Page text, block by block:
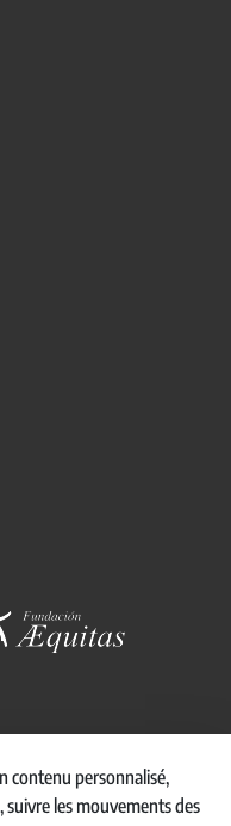
contenu personnalisé,
suivre les mouvements des